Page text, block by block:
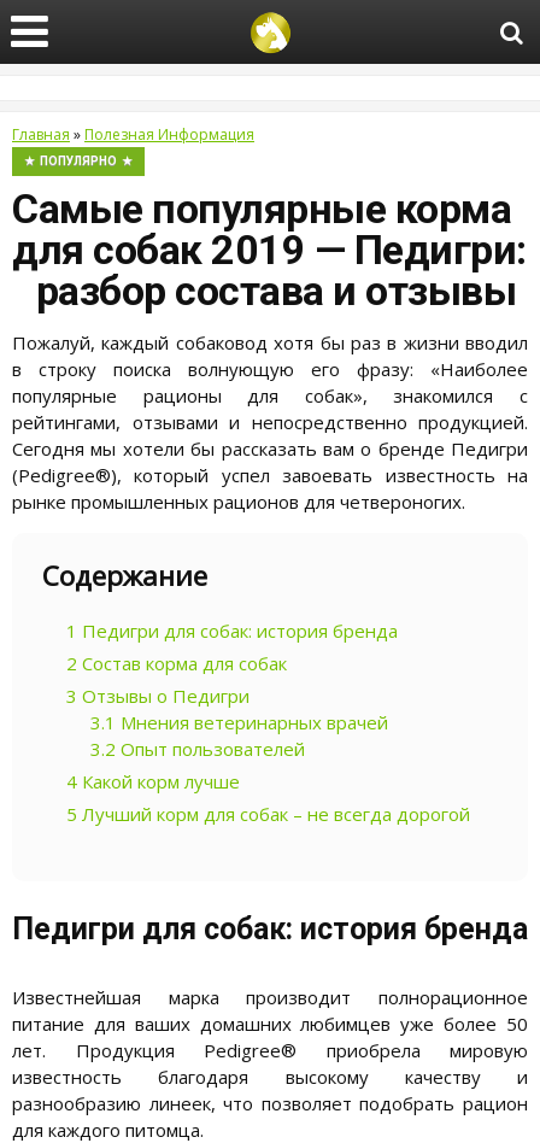
Главная »Полезная Информация
ПОПУЛЯРНО
Самые популярные корма
для собак 2019 — Педигри:
разбор состава и отзывы
Пожалуй, каждый собаковод хотя бы раз в жизни вводил
в строку поиска волнующую его фразу: «Наиболее
популярные рационы для собак», знакомился с
рейтингами, отзывами и непосредственно продукцией.
Сегодня мы хотели бы рассказать вам о бренде Педигри
(Pedigree®), который успел завоевать известность на
рынке промышленных рационов для четвероногих.
Содержание
1 Педигри для собак: история бренда
2 Состав корма для собак
3 Отзывы о Педигри
3.1 Мнения ветеринарных врачей
3.2 Опыт пользователей
4 Какой корм лучше
5 Лучший корм для собак – не всегда дорогой
Педигри для собак: история бренда
Известнейшая марка производит полнорационное
питание для ваших домашних любимцев уже более 50
лет. Продукция Pedigree® приобрела мировую
известность благодаря высокому качеству и
разнообразию линеек, что позволяет подобрать рацион
для каждого питомца.